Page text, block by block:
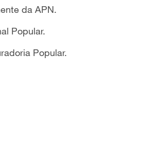
da APN.
Popular.
Popular.